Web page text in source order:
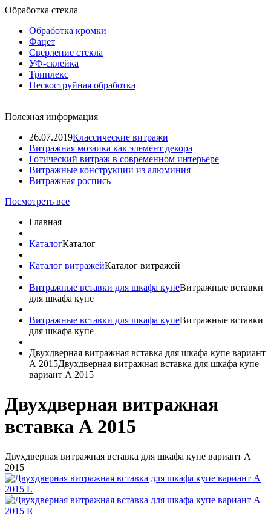
Обработка стекла
Обработка кромки
Фацет
Сверление стекла
УФ-склейка
Триплекс
Пескоструйная обработка
Полезная информация
26.07.2019Классические витражи
Витражная мозаика как элемент декора
Готический витраж в современном интерьере
Витражные конструкции из алюминия
Витражная роспись
Посмотреть все
Главная
КаталогКаталог
Каталог витражейКаталог витражей
Витражные вставки для шкафа купеВитражные вставки
для шкафа купе
Витражные вставки для шкафа купеВитражные вставки
для шкафа купе
Двухдверная витражная вставка для шкафа купе вариант
А 2015Двухдверная витражная вставка для шкафа купе
вариант А 2015
Двухдверная витражная
вставка А 2015
Двухдверная витражная вставка для шкафа купе вариант А
2015